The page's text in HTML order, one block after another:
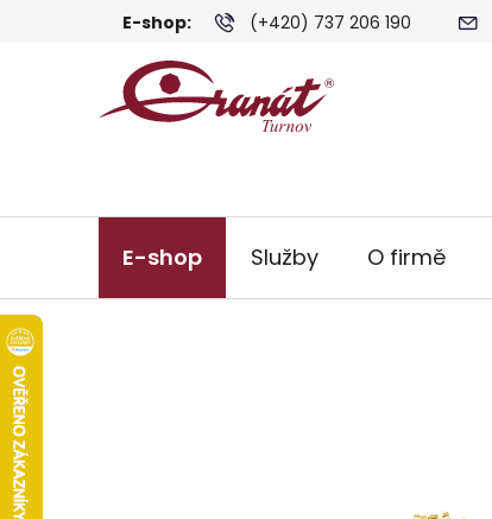
E-shop: (+420) 737 206 190
E-shop Služby O firmě